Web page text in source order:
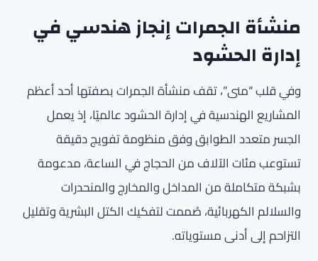
منشأة الجمرات إنجاز هندسي في
إدارة الحشود
وفي قلب “منى”، تقف منشأة الجمرات بصفتها أحد أعظم
المشاريع الهندسية في إدارة الحشود عالميًا، إذ يعمل
الجسر متعدد الطوابق وفق منظومة تفويج دقيقة
تستوعب مئات الآلاف من الحجاج في الساعة، مدعومة
بشبكة متكاملة من المداخل والمخارج والمنحدرات
والسلالم الكهربائية، صُممت لتفكيك الكتل البشرية وتقليل
التزاحم إلى أدنى مستوياته.